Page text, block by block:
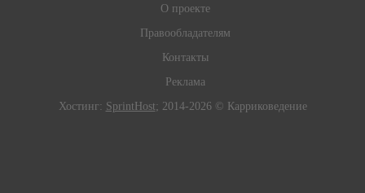
О проекте
Правообладателям
Контакты
Реклама
Хостинг: SprintHost; 2014-2026 © Карриковедение